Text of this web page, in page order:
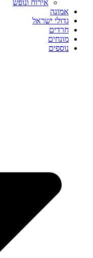
אירוח ונופש
אמונה
גדולי ישראל
חרדים
מונחים
נוספים